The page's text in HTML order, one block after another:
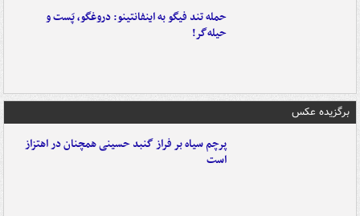
حمله تند فیگو به اینفانتینو: دروغگو، پَست‌ و
حیله‌گر!
برگزیده عکس
پرچم سیاه بر فراز گنبد حسینی همچنان در اهتزاز
است